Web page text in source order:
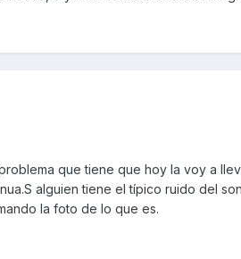
que tiene que hoy la voy a
alguien tiene el típico ruido del
la foto de lo que es.